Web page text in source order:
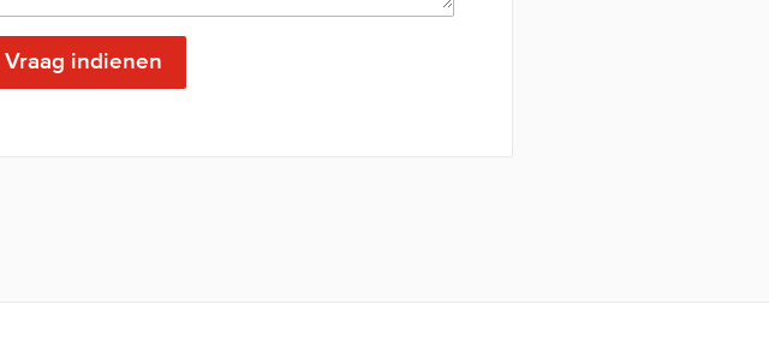
Vraag indienen